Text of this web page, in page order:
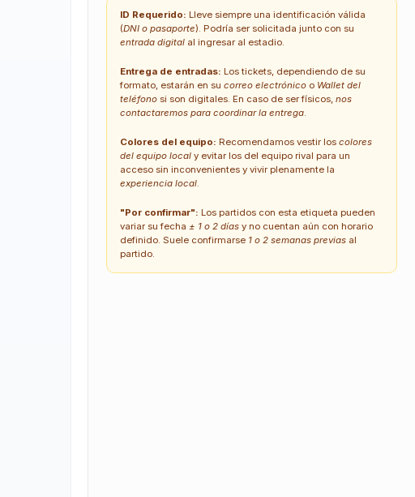
ID Requerido: Lleve siempre una identificación válida
(DNI o pasaporte). Podría ser solicitada junto con su
entrada digitalal ingresar al estadio.
Entrega de entradas: Los tickets, dependiendo de su
formato, estarán en su correo electrónicoo Wallet del
teléfonosi son digitales. En caso de ser físicos, nos
contactaremos para coordinar la entrega.
Colores del equipo: Recomendamos vestir los colores
del equipo localy evitar los del equipo rival para un
acceso sin inconvenientes y vivir plenamente la
experiencia local.
"Por confirmar": Los partidos con esta etiqueta pueden
variar su fecha ± 1 o 2 díasy no cuentan aún con horario
definido. Suele confirmarse 1 o 2 semanas previasal
partido.